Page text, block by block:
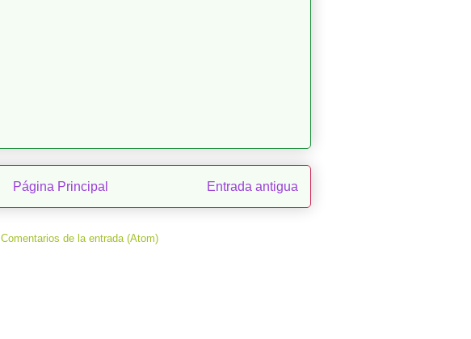
Entrada antigua
Página Principal
Comentarios de la entrada (Atom)